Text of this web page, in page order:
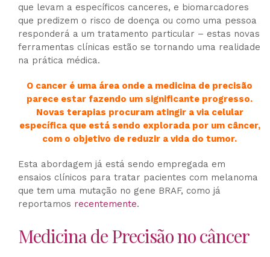
que levam a específicos canceres, e biomarcadores
que predizem o risco de doença ou como uma pessoa
responderá a um tratamento particular – estas novas
ferramentas clínicas estão se tornando uma realidade
na prática médica.
O cancer é uma área onde a medicina de precisão
parece estar fazendo um significante progresso.
Novas terapias procuram atingir a via celular
específica que está sendo explorada por um câncer,
com o objetivo de reduzir a vida do tumor.
Esta abordagem já está sendo empregada em
ensaios clínicos para tratar pacientes com melanoma
que tem uma mutação no gene BRAF, como já
reportamos recentemente.
Medicina de Precisão no câncer